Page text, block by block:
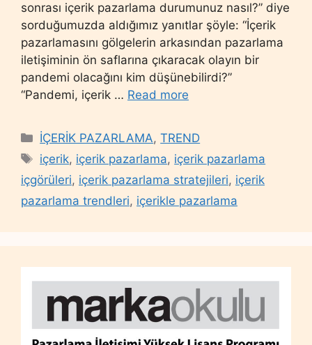
sonrası içerik pazarlama durumunuz nasıl?” diye
sorduğumuzda aldığımız yanıtlar şöyle: “İçerik
pazarlamasını gölgelerin arkasından pazarlama
iletişiminin ön saflarına çıkaracak olayın bir
pandemi olacağını kim düşünebilirdi?”
“Pandemi, içerik … Read more
Categories
İÇERİK PAZARLAMA,TREND
Tags
içerik, içerik pazarlama, içerik pazarlama
içgörüleri, içerik pazarlama stratejileri, içerik
pazarlama trendleri, içerikle pazarlama